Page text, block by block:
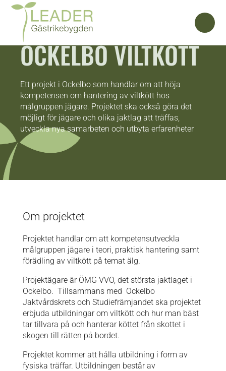
OCKELBO VILTKÖTT
Ett projekt i Ockelbo som handlar om att höja
kompetensen om hantering av viltkött hos
målgruppen jägare. Projektet ska också göra det
möjligt för jägare och olika jaktlag att träffas,
utveckla nya samarbeten och utbyta erfarenheter
Om projektet
Projektet handlar om att kompetensutveckla
målgruppen jägare i teori, praktisk hantering samt
förädling av viltkött på temat älg.
Projektägare är ÖMG VVO, det största jaktlaget i
Ockelbo. Tillsammans med Ockelbo
Jaktvårdskrets och Studiefrämjandet ska projektet
erbjuda utbildningar om viltkött och hur man bäst
tar tillvara på och hanterar köttet från skottet i
skogen till rätten på bordet.
Projektet kommer att hålla utbildning i form av
fysiska träffar. Utbildningen består av